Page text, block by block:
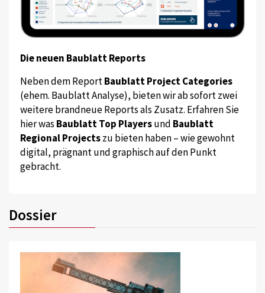
Die neuen Baublatt Reports
Neben dem ReportBaublatt Project Categories
(ehem. Baublatt Analyse), bieten wir ab sofort zwei
weitere brandneue Reports als Zusatz. Erfahren Sie
hier was Baublatt Top Playersund Baublatt
Regional Projectszu bieten haben – wie gewohnt
digital, prägnant und graphisch auf den Punkt
gebracht.
Dossier